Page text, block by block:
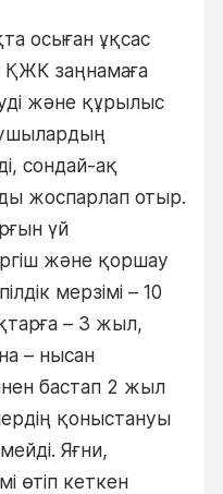
осыған ұқсас
ҚЖК заңнамаға
және құрылыс
сондай-ақ
жоспарлап отыр.
үй
және қоршау
мерзімі – 10
– 3 жыл,
– нысан
бастап 2 жыл
қоныстануы
Яғни,
өтіп кеткен